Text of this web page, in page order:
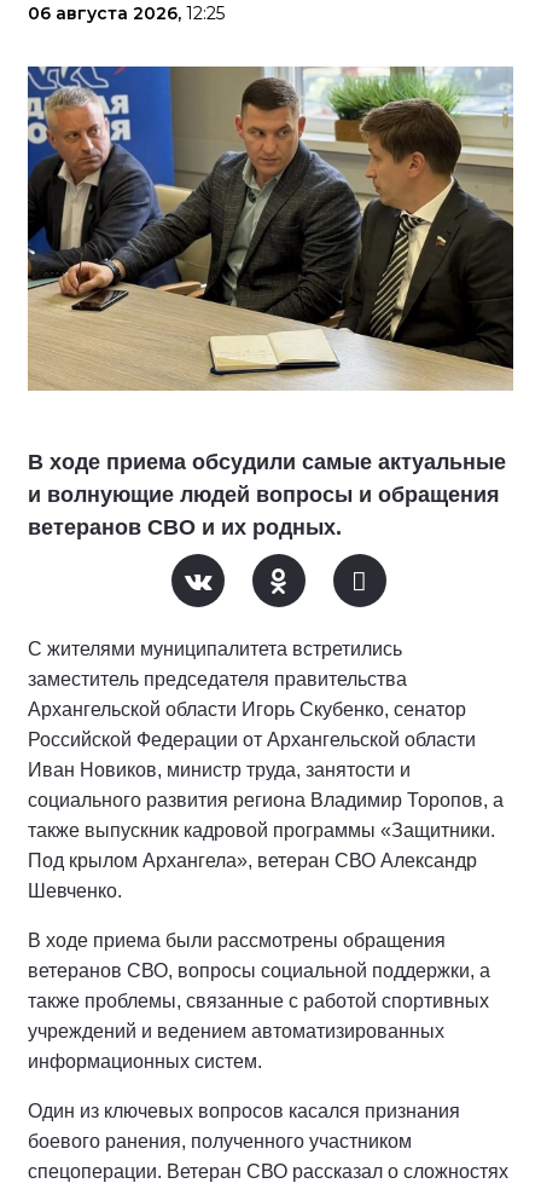
06 августа 2026, 12:25
В ходе приема обсудили самые актуальные
и волнующие людей вопросы и обращения
ветеранов СВО и их родных.
С жителями муниципалитета встретились
заместитель председателя правительства
Архангельской области Игорь Скубенко, сенатор
Российской Федерации от Архангельской области
Иван Новиков, министр труда, занятости и
социального развития региона Владимир Торопов, а
также выпускник кадровой программы «Защитники.
Под крылом Архангела», ветеран СВО Александр
Шевченко.
В ходе приема были рассмотрены обращения
ветеранов СВО, вопросы социальной поддержки, а
также проблемы, связанные с работой спортивных
учреждений и ведением автоматизированных
информационных систем.
Один из ключевых вопросов касался признания
боевого ранения, полученного участником
спецоперации. Ветеран СВО рассказал о сложностях